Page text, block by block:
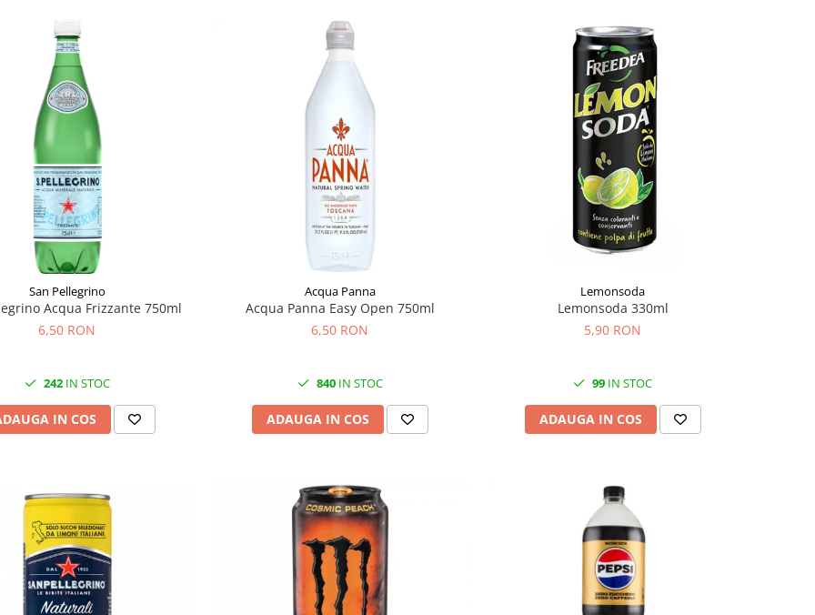
San Pellegrino
Acqua Frizzante 750ml
6,50 RON
242IN STOC
IN COS
Acqua Panna
Acqua Panna Easy Open 750ml
6,50 RON
840IN STOC
ADAUGA IN COS
Lemonsoda
Lemonsoda 330ml
5,90 RON
99 IN STOC
ADAUGA IN COS